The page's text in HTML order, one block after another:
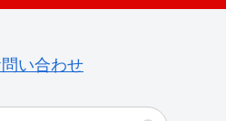
い合わせ